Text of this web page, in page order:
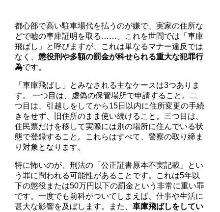
都心部で高い駐車場代を払うのが嫌で、実家の住所な
どで嘘の車庫証明を取る……。これを世間では「車庫
飛ばし」と呼びますが、これは単なるマナー違反では
なく、懲役刑や多額の罰金が科せられる重大な犯罪行
為です。
「車庫飛ばし」とみなされる主なケースは3つありま
す。 一つ目は、虚偽の保管場所で申請すること。二
つ目は、引越しをしてから15日以内に住所変更の手続
きをせず、旧住所のまま使い続けること。三つ目は、
住民票だけを移して実際には別の場所に住んでいる状
態で登録すること。これらはすべて、警察の取り締ま
り対象となります。
特に怖いのが、刑法の「公正証書原本不実記載」とい
う罪に問われる可能性があることです。これは5年以
下の懲役または50万円以下の罰金という非常に重い罪
です。一度でも前科がついてしまえば、仕事や生活に
甚大な影響を及ぼします。また、車庫飛ばしをしてい